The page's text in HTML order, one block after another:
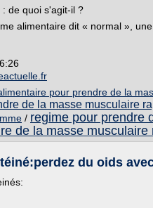
de quoi s'agit-il ?
alimentaire dit « normal », une
pour prendre de la
de la masse musculaire
/ regime pour prendre
de la masse
du oids